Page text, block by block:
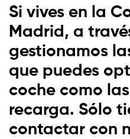
Si vives en la
Madrid, a
gestionamos
que puedes
coche como
recarga. Sólo
contactar con